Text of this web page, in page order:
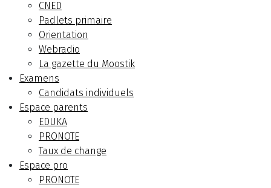
CNED
Padlets primaire
Orientation
Webradio
La gazette du Moostik
Examens
Candidats individuels
Espace parents
EDUKA
PRONOTE
Taux de change
Espace pro
PRONOTE